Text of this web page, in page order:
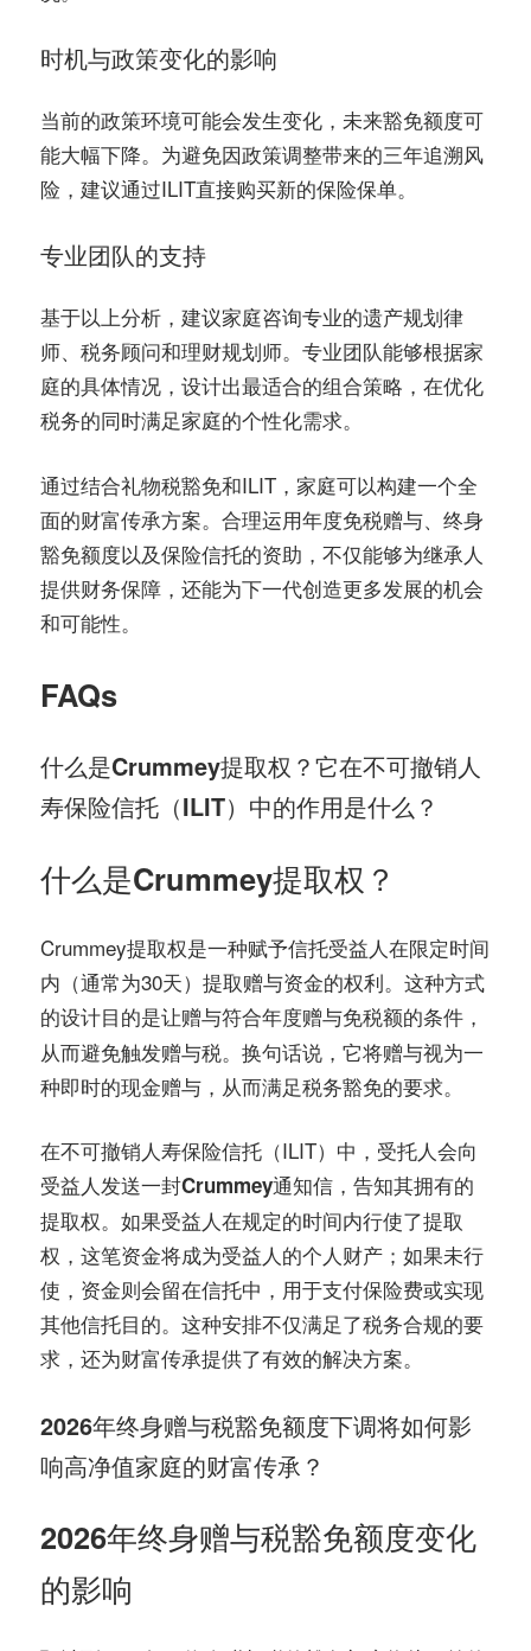
时机与政策变化的影响
当前的政策环境可能会发生变化，未来豁免额度可
能大幅下降。为避免因政策调整带来的三年追溯风
险，建议通过ILIT直接购买新的保险保单。
专业团队的支持
基于以上分析，建议家庭咨询专业的遗产规划律
师、税务顾问和理财规划师。专业团队能够根据家
庭的具体情况，设计出最适合的组合策略，在优化
税务的同时满足家庭的个性化需求。
通过结合礼物税豁免和ILIT，家庭可以构建一个全
面的财富传承方案。合理运用年度免税赠与、终身
豁免额度以及保险信托的资助，不仅能够为继承人
提供财务保障，还能为下一代创造更多发展的机会
和可能性。
FAQs
什么是Crummey提取权？它在不可撤销人
寿保险信托（ILIT）中的作用是什么？
什么是Crummey提取权？
Crummey提取权是一种赋予信托受益人在限定时间
内（通常为30天）提取赠与资金的权利。这种方式
的设计目的是让赠与符合年度赠与免税额的条件，
从而避免触发赠与税。换句话说，它将赠与视为一
种即时的现金赠与，从而满足税务豁免的要求。
在不可撤销人寿保险信托（ILIT）中，受托人会向
受益人发送一封Crummey通知信 ，告知其拥有的
提取权。如果受益人在规定的时间内行使了提取
权，这笔资金将成为受益人的个人财产；如果未行
使，资金则会留在信托中，用于支付保险费或实现
其他信托目的。这种安排不仅满足了税务合规的要
求，还为财富传承提供了有效的解决方案。
2026年终身赠与税豁免额度下调将如何影
响高净值家庭的财富传承？
2026年终身赠与税豁免额度变化
的影响